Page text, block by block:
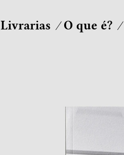
Livrarias O que é?